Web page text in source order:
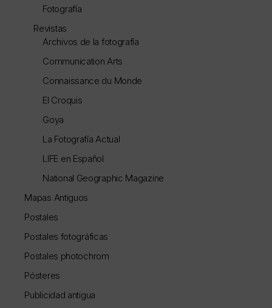
Fotografía
Revistas
Archivos de la fotografía
Communication Arts
Connaissance du Monde
El Croquis
Goya
La Fotografía Actual
LIFE en Español
National Geographic Magazine
Mapas Antiguos
Postales
Postales fotográficas
Postales photochrom
Pósteres
Publicidad antigua